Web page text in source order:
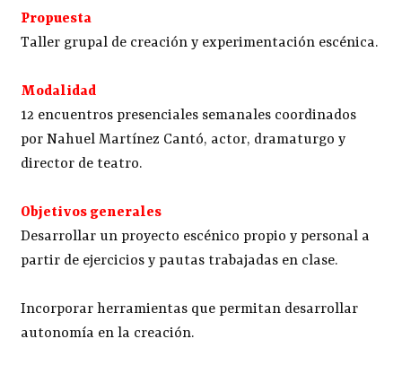
Propuesta
Taller grupal de creación y experimentación escénica.
Modalidad
12 encuentros presenciales semanales coordinados
por Nahuel Martínez Cantó, actor, dramaturgo y
director de teatro.
Objetivos generales
Desarrollar un proyecto escénico propio y personal a
partir de ejercicios y pautas trabajadas en clase.
Incorporar herramientas que permitan desarrollar
autonomía en la creación.